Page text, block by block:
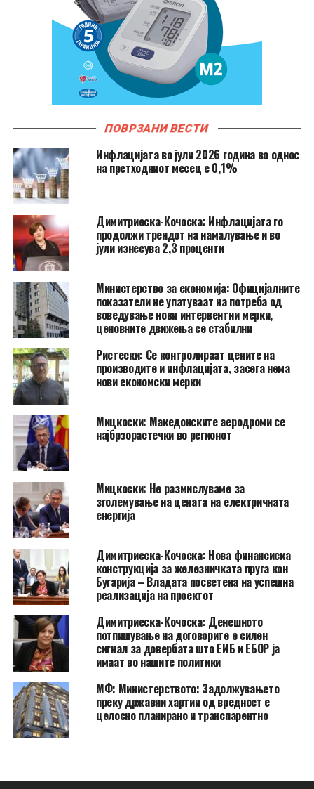
ПОВРЗАНИ ВЕСТИ
Инфлацијата во јули 2026 година во однос
на претходниот месец е 0,1%
Димитриеска-Кочоска: Инфлацијата го
продолжи трендот на намалување и во
јули изнесува 2,3 проценти
Министерство за економија: Официјалните
показатели не упатуваат на потреба од
воведување нови интервентни мерки,
ценовните движења се стабилни
Ристески: Се контролираат цените на
производите и инфлацијата, засега нема
нови економски мерки
Мицкоски: Македонските аеродроми се
најбрзорастечки во регионот
Мицкоски: Не размислуваме за
зголемување на цената на електричната
енергија
Димитриеска-Кочоска: Нова финансиска
конструкција за железничката пруга кон
Бугарија – Владата посветена на успешна
реализација на проектот
Димитриеска-Кочоска: Денешното
потпишување на договорите е силен
сигнал за довербата што ЕИБ и ЕБОР ја
имаат во нашите политики
МФ: Министерството: Задолжувањето
преку државни хартии од вредност е
целосно планирано и транспарентно